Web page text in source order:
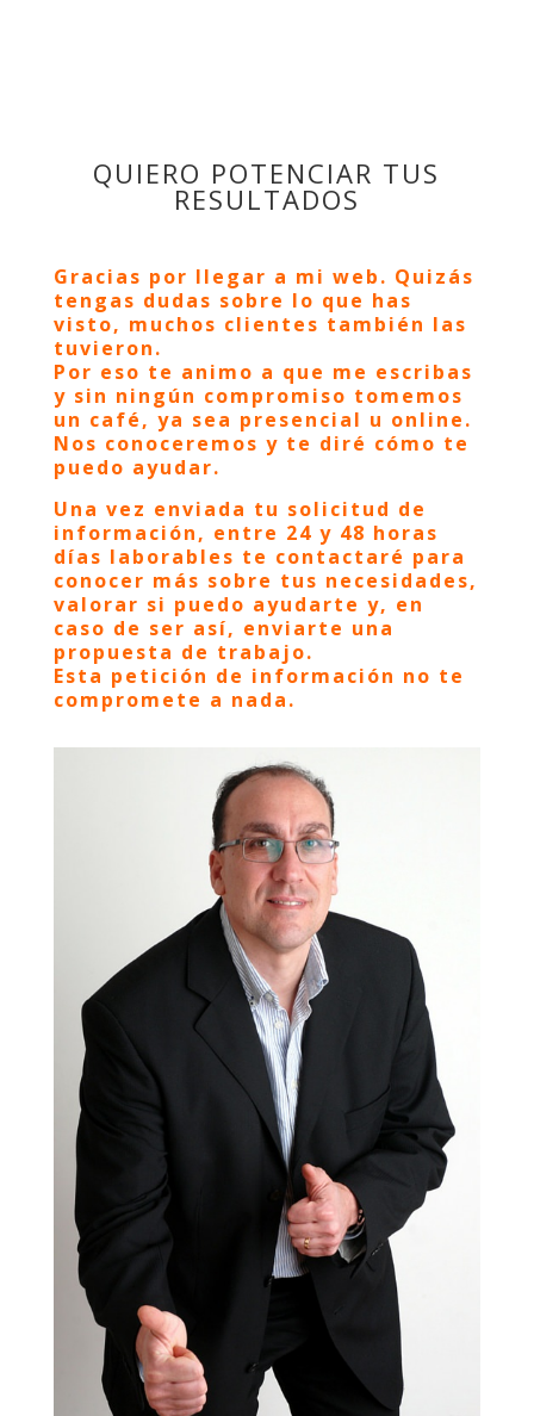
QUIERO POTENCIAR TUS
RESULTADOS
Gracias por llegar a mi web. Quizás
tengas dudas sobre lo que has
visto, muchos clientes también las
tuvieron.
Por eso te animo a que me escribas
y sin ningún compromiso tomemos
un café, ya sea presencial u online.
Nos conoceremos y te diré cómo te
puedo ayudar.
Una vez enviada tu solicitud de
información, entre 24 y 48 horas
días laborables te contactaré para
conocer más sobre tus necesidades,
valorar si puedo ayudarte y, en
caso de ser así, enviarte una
propuesta de trabajo.
Esta petición de información no te
compromete a nada.